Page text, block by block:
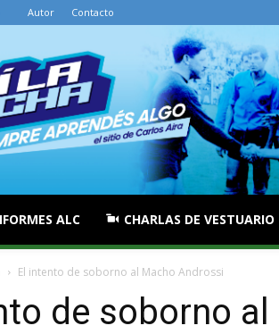
Autor Contacto
ALC CHARLAS DE VESTUARIO
El intento de soborno al Macho Androssi
de soborno